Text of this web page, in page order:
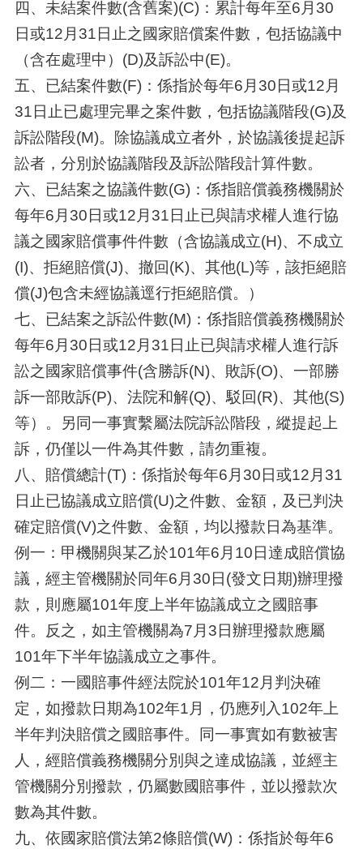
四、未結案件數(含舊案)(C)：累計每年至6月30
日或12月31日止之國家賠償案件數，包括協議中
（含在處理中）(D)及訴訟中(E)。
五、已結案件數(F)：係指於每年6月30日或12月
31日止已處理完畢之案件數，包括協議階段(G)及
訴訟階段(M)。除協議成立者外，於協議後提起訴
訟者，分別於協議階段及訴訟階段計算件數。
六、已結案之協議件數(G)：係指賠償義務機關於
每年6月30日或12月31日止已與請求權人進行協
議之國家賠償事件件數（含協議成立(H)、不成立
(I)、拒絕賠償(J)、撤回(K)、其他(L)等，該拒絕賠
償(J)包含未經協議逕行拒絕賠償。）
七、已結案之訴訟件數(M)：係指賠償義務機關於
每年6月30日或12月31日止已與請求權人進行訴
訟之國家賠償事件(含勝訴(N)、敗訴(O)、一部勝
訴一部敗訴(P)、法院和解(Q)、駁回(R)、其他(S)
等）。另同一事實繫屬法院訴訟階段，縱提起上
訴，仍僅以一件為其件數，請勿重複。
八、賠償總計(T)：係指於每年6月30日或12月31
日止已協議成立賠償(U)之件數、金額，及已判決
確定賠償(V)之件數、金額，均以撥款日為基準。
例一：甲機關與某乙於101年6月10日達成賠償協
議，經主管機關於同年6月30日(發文日期)辦理撥
款，則應屬101年度上半年協議成立之國賠事
件。反之，如主管機關為7月3日辦理撥款應屬
101年下半年協議成立之事件。
例二：一國賠事件經法院於101年12月判決確
定，如撥款日期為102年1月，仍應列入102年上
半年判決賠償之國賠事件。同一事實如有數被害
人，經賠償義務機關分別與之達成協議，並經主
管機關分別撥款，仍屬數國賠事件，並以撥款次
數為其件數。
九、依國家賠償法第2條賠償(W)：係指於每年6